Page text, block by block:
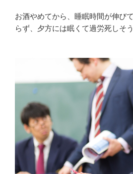
お酒やめてから、睡眠時間が伸び
らず、夕方には眠くて過労死しそ